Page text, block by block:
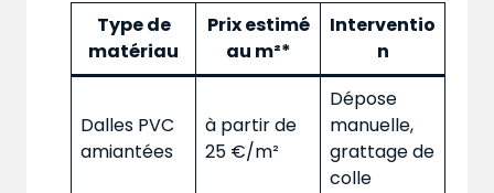
Type de
matériau
Prix estimé
au m²*
Interventio
n
Dalles PVC
amiantées
à partir de
25 €/m²
Dépose
manuelle,
grattage de
colle